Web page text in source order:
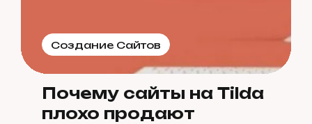
Создание Сайтов
Почему сайты на Tilda
плохо продают